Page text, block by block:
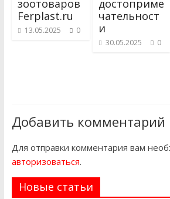
зоотоваров
Ferplast.ru
13.05.2025 0
достоприме
чательност
и
30.05.2025 0
Добавить комментарий
Для отправки комментария вам
авторизоваться.
Новые статьи